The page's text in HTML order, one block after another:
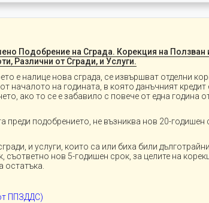
Подобрение на Сграда. Корекция на Ползван
Различни от Сгради, и Услуги.
е налице нова сграда, се извършват отделни
на годината, в която данъчният кредит
ако то се е забавило с повече от една година
подобрението, не възниква нов 20-годишен
и услуги, които са или биха били
нов 5-годишен срок, за целите на
остатъка.
ППЗДДС)